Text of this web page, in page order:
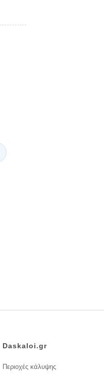
Daskaloi.gr
Περιοχές κάλυψης